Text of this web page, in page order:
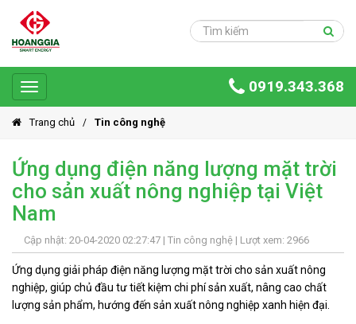
Toggle
navigation
0919.343.368
Trang
chủ
Sản
phẩm
Giải
Ứng
dụng
Dự
án
Hoàng
Gia
Trang chủ Tin công nghệ
Ứng dụng điện năng lượng mặt trời
cho sản xuất nông nghiệp tại Việt
Nam
Cập nhật: 20-04-2020 02:27:47 | Tin công nghệ | Lượt xem: 2966
Ứng dụng giải pháp điện năng lượng mặt trời cho sản xuất nông
nghiệp, giúp chủ đầu tư tiết kiệm chi phí sản xuất, nâng cao chất
lượng sản phẩm, hướng đến sản xuất nông nghiệp xanh hiện đại.